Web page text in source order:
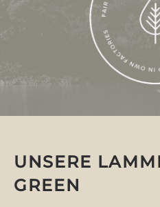
UNSERE
GREEN